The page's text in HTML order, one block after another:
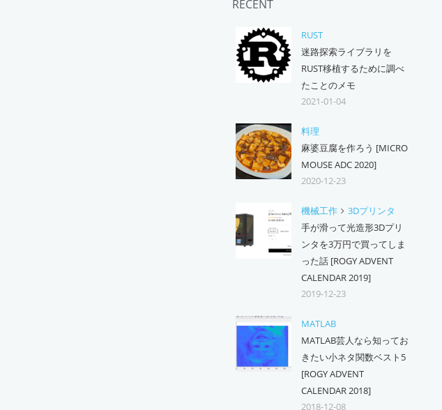
RECENT
RUST
迷路探索ライブラリを
RUST移植するために調べ
たことのメモ
2021-01-04
料理
麻婆豆腐を作ろう [MICRO
MOUSE ADC 2020]
2020-12-23
機械工作
3Dプリンタ
手が滑って光造形3Dプリ
ンタを3万円で買ってしま
った話 [ROGY ADVENT
CALENDAR 2019]
2019-12-23
MATLAB
MATLAB芸人なら知ってお
きたい小ネタ関数ベスト5
[ROGY ADVENT
CALENDAR 2018]
2018-12-08